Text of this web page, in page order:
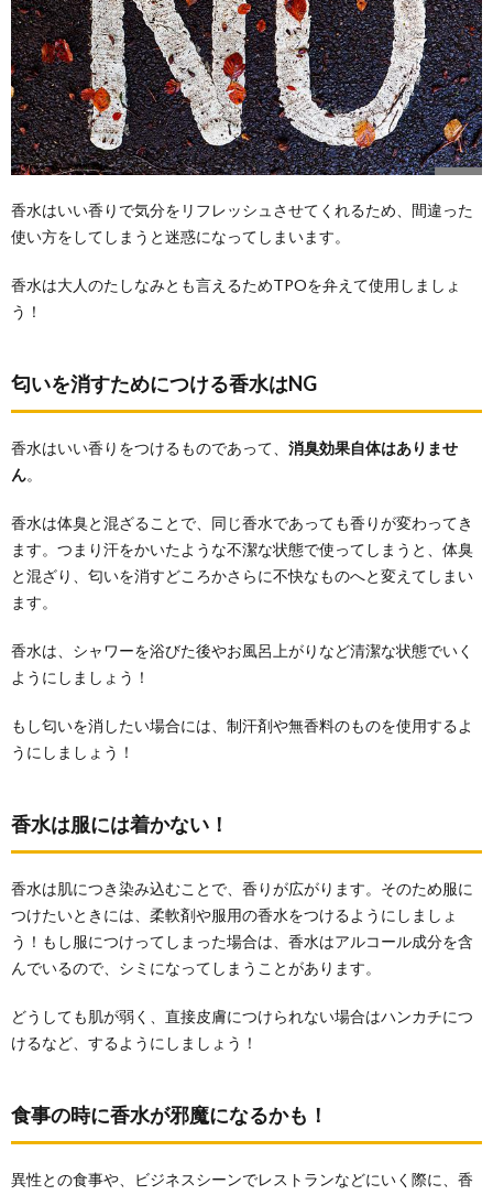
香水はいい香りで気分をリフレッシュさせてくれるため、間違った
使い方をしてしまうと迷惑になってしまいます。
香水は大人のたしなみとも言えるためTPOを弁えて使用しましょ
う！
匂いを消すためにつける香水はNG
香水はいい香りをつけるものであって、 消臭効果自体はありませ
ん。
香水は体臭と混ざることで、同じ香水であっても香りが変わってき
ます。つまり汗をかいたような不潔な状態で使ってしまうと、体臭
と混ざり、匂いを消すどころかさらに不快なものへと変えてしまい
ます。
香水は、シャワーを浴びた後やお風呂上がりなど清潔な状態でいく
ようにしましょう！
もし匂いを消したい場合には、制汗剤や無香料のものを使用するよ
うにしましょう！
香水は服には着かない！
香水は肌につき染み込むことで、香りが広がります。そのため服に
つけたいときには、柔軟剤や服用の香水をつけるようにしましょ
う！もし服につけってしまった場合は、香水はアルコール成分を含
んでいるので、シミになってしまうことがあります。
どうしても肌が弱く、直接皮膚につけられない場合はハンカチにつ
けるなど、するようにしましょう！
食事の時に香水が邪魔になるかも！
異性との食事や、ビジネスシーンでレストランなどにいく際に、香